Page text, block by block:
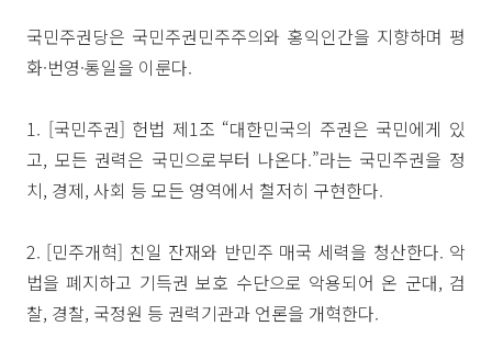
국민주권당은 국민주권민주주의와 홍익인간을 지향하며 평
화·번영·통일을 이룬다.
1. [국민주권] 헌법 제1조 “대한민국의 주권은 국민에게 있
고, 모든 권력은 국민으로부터 나온다.”라는 국민주권을 정
치, 경제, 사회 등 모든 영역에서 철저히 구현한다.
2. [민주개혁] 친일 잔재와 반민주 매국 세력을 청산한다. 악
법을 폐지하고 기득권 보호 수단으로 악용되어 온 군대, 검
찰, 경찰, 국정원 등 권력기관과 언론을 개혁한다.